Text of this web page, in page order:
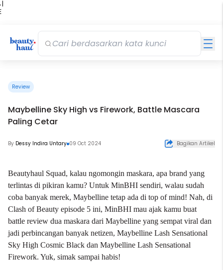
|
Review
Maybelline Sky High vs Firework, Battle Mascara
Paling Cetar
By Dessy Indira Untary 09 Oct 2024 Bagikan Artikel
Beautyhaul Squad, kalau ngomongin maskara, apa brand yang
terlintas di pikiran kamu? Untuk MinBHI sendiri, walau sudah
coba banyak merek, Maybelline tetap ada di top of mind! Nah, di
Clash of Beauty episode 5 ini, MinBHI mau ajak kamu buat
battle review dua maskara dari Maybelline yang sempat viral dan
jadi perbincangan banyak netizen, Maybelline Lash Sensational
Sky High Cosmic Black dan Maybelline Lash Sensational
Firework. Yuk, simak sampai habis!